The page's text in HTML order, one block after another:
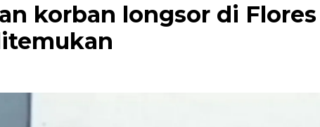
korban longsor di Flores